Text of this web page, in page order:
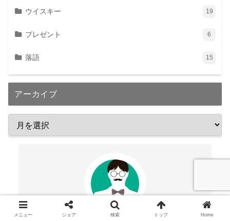
ウイスキー 19
プレゼント 6
落語 15
アーカイブ
メニュー シェア 検索 トップ Home